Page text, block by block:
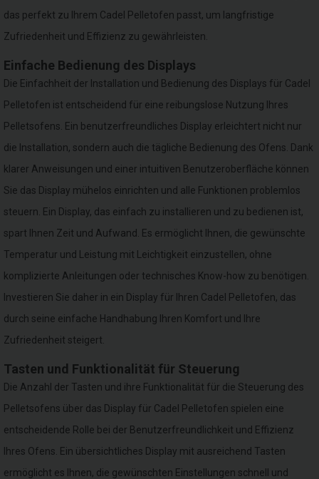
das perfekt zu Ihrem Cadel Pelletofen passt, um langfristige
Zufriedenheit und Effizienz zu gewährleisten.
Einfache Bedienung des Displays
Die Einfachheit der Installation und Bedienung des Displays für Cadel
Pelletofen ist entscheidend für eine reibungslose Nutzung Ihres
Pelletsofens. Ein benutzerfreundliches Display erleichtert nicht nur
die Installation, sondern auch die tägliche Bedienung des Ofens. Dank
klarer Anweisungen und einer intuitiven Benutzeroberfläche können
Sie das Display mühelos einrichten und alle Funktionen problemlos
steuern. Ein Display, das einfach zu installieren und zu bedienen ist,
spart Ihnen Zeit und Aufwand. Es ermöglicht Ihnen, die gewünschte
Temperatur und Leistung mit Leichtigkeit einzustellen, ohne
komplizierte Anleitungen oder technisches Know-how zu benötigen.
Investieren Sie daher in ein Display für Ihren Cadel Pelletofen, das
durch seine einfache Handhabung Ihren Komfort und Ihre
Zufriedenheit steigert.
Tasten und Funktionalität für Steuerung
Die Anzahl der Tasten und ihre Funktionalität für die Steuerung des
Pelletsofens über das Display für Cadel Pelletofen spielen eine
entscheidende Rolle bei der Benutzerfreundlichkeit und Effizienz
Ihres Ofens. Ein übersichtliches Display mit ausreichend Tasten
ermöglicht es Ihnen, die gewünschten Einstellungen schnell und